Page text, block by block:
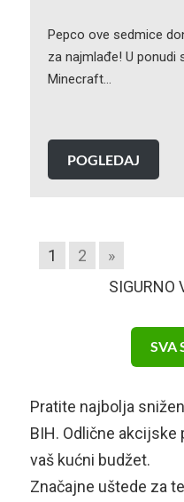
Pepco ove sedmice
za najmlađe! U ponudi
Minecraft…
POGLEDAJ
1 2
»
SIGURNO
SVA
Pratite najbolja
BIH. Odlične akcijske
vaš kućni budžet.
Značajne uštede za